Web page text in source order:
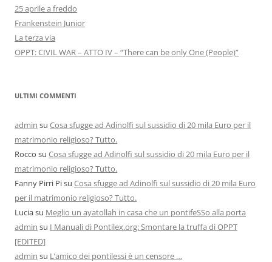
25 aprile a freddo
Frankenstein Junior
La terza via
OPPT: CIVIL WAR – ATTO IV – “There can be only One (People)”
ULTIMI COMMENTI
admin su Cosa sfugge ad Adinolfi sul sussidio di 20 mila Euro per il
matrimonio religioso? Tutto.
Rocco su Cosa sfugge ad Adinolfi sul sussidio di 20 mila Euro per il
matrimonio religioso? Tutto.
Fanny Pirri Pisu Cosa sfugge ad Adinolfi sul sussidio di 20 mila Euro
per il matrimonio religioso? Tutto.
Luciasu Meglio un ayatollah in casa che un pontifeSSo alla porta
admin su I Manuali di Pontilex.org: Smontare la truffa di OPPT
[EDITED]
admin su L’amico dei pontilessi è un censore …